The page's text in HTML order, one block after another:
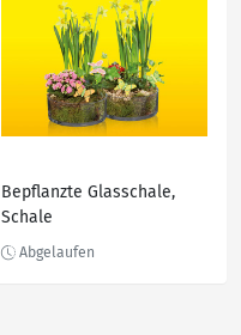
Bepflanzte Glasschale,
Schale